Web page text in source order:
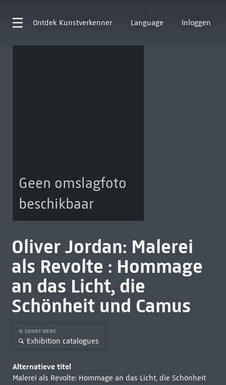
Ontdek Kunstverkenner Language Inloggen
Geen omslagfoto
beschikbaar
Oliver Jordan: Malerei
als Revolte : Hommage
an das Licht, die
Schönheit und Camus
IS SOORT WERK
Exhibition catalogues
Alternatieve titel
Malerei als Revolte: Hommage an das Licht, die Schönheit